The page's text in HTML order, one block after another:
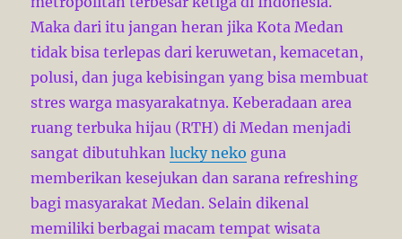
Maka dari itu jangan heran jika Kota Medan
tidak bisa terlepas dari keruwetan, kemacetan,
polusi, dan juga kebisingan yang bisa membuat
stres warga masyarakatnya. Keberadaan area
ruang terbuka hijau (RTH) di Medan menjadi
sangat dibutuhkanlucky neko guna
memberikan kesejukan dan sarana refreshing
bagi masyarakat Medan. Selain dikenal
memiliki berbagai macam tempat wisata